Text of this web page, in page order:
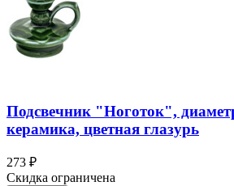
Подсвечник "Ноготок",
керамика, цветная глазурь
273 ₽
Скидка ограничена